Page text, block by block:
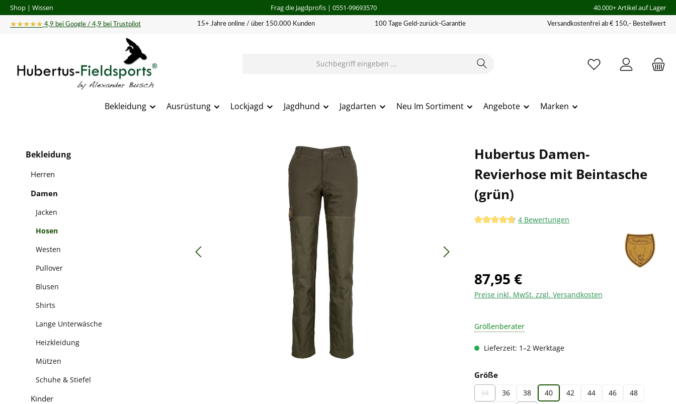
Hauptinhalt springen
Zur Suche springen
Zur Hauptnavigation springen
Shop | Wissen Frag die Jagdprofis| 0551-99693570 40.000+ Artikel auf Lager
★★★★★ 4,9 bei Google / 4,9 bei Trustpilot 15+ Jahre online / über 150.000 Kunden 100 Tage Geld-zurück-Garantie Versandkostenfrei ab € 150,- Bestellwert
Bekleidung Ausrüstung Lockjagd Jagdhund Jagdarten Neu Im Sortiment Angebote Marken
Bekleidung
Herren
Damen
Jacken
Hosen
Westen
Pullover
Blusen
Shirts
Lange Unterwäsche
Heizkleidung
Mützen
Schuhe & Stiefel
Kinder
Hubertus Damen-
Revierhose mit Beintasche
(grün)
Durchschnittliche Bewertung von 4.75 von 5 Sternen
4 Bewertungen
87,95 €
Preise inkl. MwSt. zzgl. Versandkosten
Größenberater
Lieferzeit: 1–2 Werktage
Größeauswählen
34
(Diese Option ist zurzeit nicht verfügbar.)
36 38 40 42 44 46
48